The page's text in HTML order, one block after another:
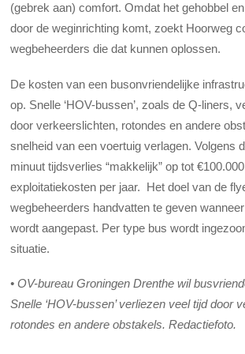
(gebrek aan) comfort. Omdat het gehobbel
door de weginrichting komt, zoekt Hoorweg
wegbeheerders die dat kunnen oplossen.
De kosten van een busonvriendelijke
op. Snelle ‘HOV-bussen’, zoals de Q-liners,
door verkeerslichten, rotondes en andere
snelheid van een voertuig verlagen. Volgens
minuut tijdsverlies “makkelijk” op tot
exploitatiekosten per jaar. Het doel van de
wegbeheerders handvatten te geven
wordt aangepast. Per type bus wordt
situatie.
• OV-bureau Groningen Drenthe wil
Snelle ‘HOV-bussen’ verliezen veel tijd door
rotondes en andere obstakels. Redactiefoto.